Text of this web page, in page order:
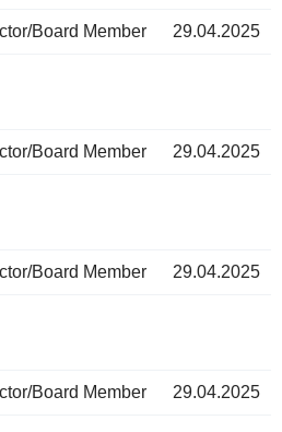
Board Member 29.04.2025
Board Member 29.04.2025
Board Member 29.04.2025
Board Member 29.04.2025